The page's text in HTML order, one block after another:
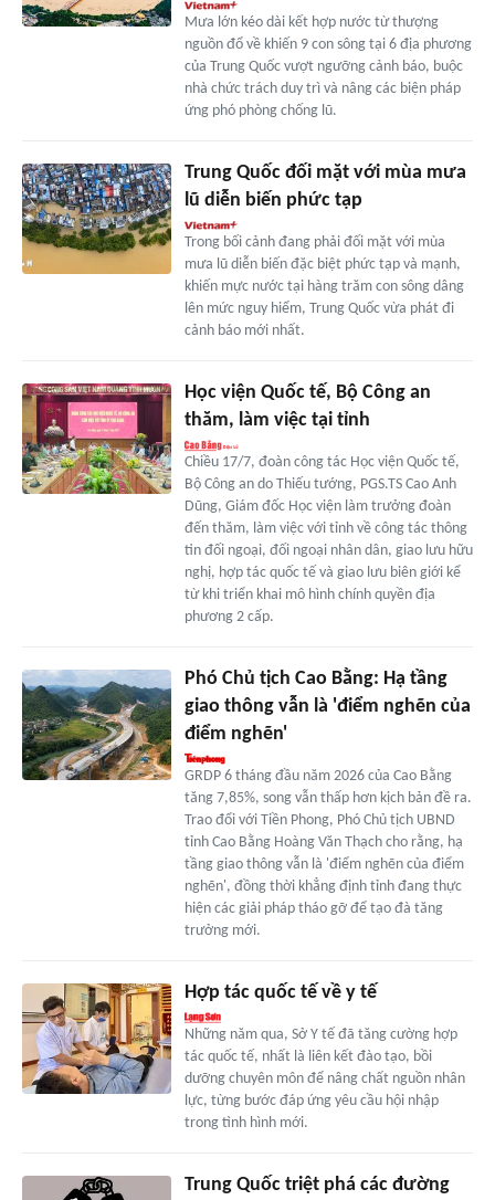
Mưa lớn kéo dài kết hợp nước từ thượng
nguồn đổ về khiến 9 con sông tại 6 địa phương
của Trung Quốc vượt ngưỡng cảnh báo, buộc
nhà chức trách duy trì và nâng các biện pháp
ứng phó phòng chống lũ.
Trung Quốc đối mặt với mùa mưa
lũ diễn biến phức tạp
Trong bối cảnh đang phải đối mặt với mùa
mưa lũ diễn biến đặc biệt phức tạp và mạnh,
khiến mực nước tại hàng trăm con sông dâng
lên mức nguy hiểm, Trung Quốc vừa phát đi
cảnh báo mới nhất.
Học viện Quốc tế, Bộ Công an
thăm, làm việc tại tỉnh
Chiều 17/7, đoàn công tác Học viện Quốc tế,
Bộ Công an do Thiếu tướng, PGS.TS Cao Anh
Dũng, Giám đốc Học viện làm trưởng đoàn
đến thăm, làm việc với tỉnh về công tác thông
tin đối ngoại, đối ngoại nhân dân, giao lưu hữu
nghị, hợp tác quốc tế và giao lưu biên giới kể
từ khi triển khai mô hình chính quyền địa
phương 2 cấp.
Phó Chủ tịch Cao Bằng: Hạ tầng
giao thông vẫn là 'điểm nghẽn của
điểm nghẽn'
GRDP 6 tháng đầu năm 2026 của Cao Bằng
tăng 7,85%, song vẫn thấp hơn kịch bản đề ra.
Trao đổi với Tiền Phong, Phó Chủ tịch UBND
tỉnh Cao Bằng Hoàng Văn Thạch cho rằng, hạ
tầng giao thông vẫn là 'điểm nghẽn của điểm
nghẽn', đồng thời khẳng định tỉnh đang thực
hiện các giải pháp tháo gỡ để tạo đà tăng
trưởng mới.
Hợp tác quốc tế về y tế
Những năm qua, Sở Y tế đã tăng cường hợp
tác quốc tế, nhất là liên kết đào tạo, bồi
dưỡng chuyên môn để nâng chất nguồn nhân
lực, từng bước đáp ứng yêu cầu hội nhập
trong tình hình mới.
Trung Quốc triệt phá các đường